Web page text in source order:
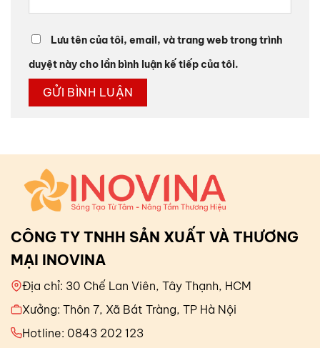
Lưu tên của tôi, email, và trang web trong trình
duyệt này cho lần bình luận kế tiếp của tôi.
CÔNG TY TNHH SẢN XUẤT VÀ THƯƠNG
MẠI INOVINA
Địa chỉ: 30 Chế Lan Viên, Tây Thạnh, HCM
Xưởng: Thôn 7, Xã Bát Tràng, TP Hà Nội
Hotline: 0843 202 123